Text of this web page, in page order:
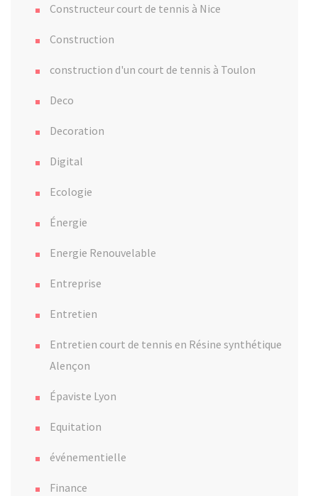
Constructeur court de tennis à Nice
Construction
construction d'un court de tennis à Toulon
Deco
Decoration
Digital
Ecologie
Énergie
Energie Renouvelable
Entreprise
Entretien
Entretien court de tennis en Résine synthétique
Alençon
Épaviste Lyon
Equitation
événementielle
Finance